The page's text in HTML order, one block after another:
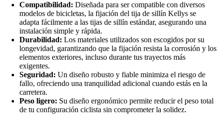
Compatibilidad: Diseñada para ser compatible con diversos
modelos de bicicletas, la fijación del tija de sillín Kellys se
adapta fácilmente a las tijas de sillín estándar, asegurando una
instalación simple y rápida.
Durabilidad: Los materiales utilizados son escogidos por su
longevidad, garantizando que la fijación resista la corrosión y los
elementos exteriores, incluso durante tus trayectos más
exigentes.
Seguridad: Un diseño robusto y fiable minimiza el riesgo de
fallo, ofreciendo una tranquilidad adicional cuando estás en la
carretera.
Peso ligero: Su diseño ergonómico permite reducir el peso total
de tu configuración ciclista sin comprometer la solidez.